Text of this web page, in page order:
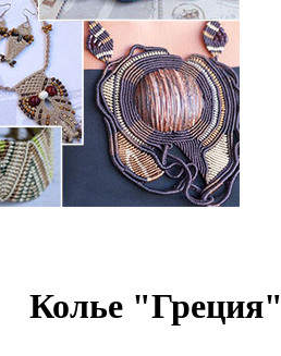
Колье "Греция"